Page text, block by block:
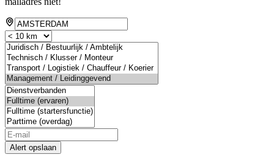
Alert opslaan